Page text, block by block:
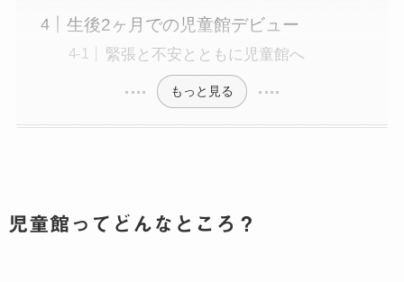
生後2ヶ月での児童館デビュー
緊張と不安とともに児童館へ
もっと見る
児童館ってどんなところ？